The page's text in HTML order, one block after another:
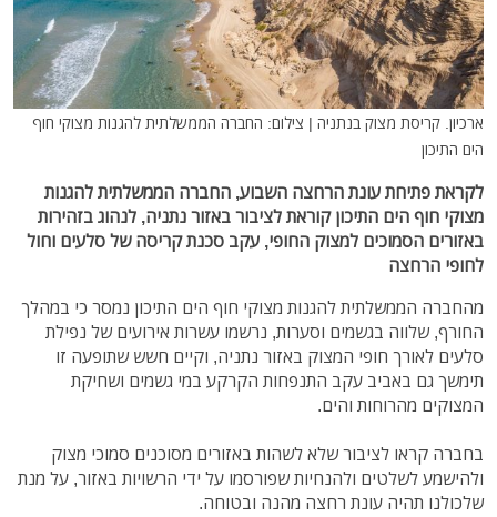
ארכיון. קריסת מצוק בנתניה | צילום: החברה הממשלתית להגנות מצוקי חוף
הים התיכון
לקראת פתיחת עונת הרחצה השבוע, החברה הממשלתית להגנות
מצוקי חוף הים התיכון קוראת לציבור באזור נתניה, לנהוג בזהירות
באזורים הסמוכים למצוק החופי, עקב סכנת קריסה של סלעים וחול
לחופי הרחצה
מהחברה הממשלתית להגנות מצוקי חוף הים התיכון נמסר כי במהלך
החורף, שלווה בגשמים וסערות, נרשמו עשרות אירועים של נפילת
סלעים לאורך חופי המצוק באזור נתניה, וקיים חשש שתופעה זו
תימשך גם באביב עקב התנפחות הקרקע במי גשמים ושחיקת
המצוקים מהרוחות והים.
בחברה קראו לציבור שלא לשהות באזורים מסוכנים סמוכי מצוק
ולהישמע לשלטים ולהנחיות שפורסמו על ידי הרשויות באזור, על מנת
שלכולנו תהיה עונת רחצה מהנה ובטוחה.